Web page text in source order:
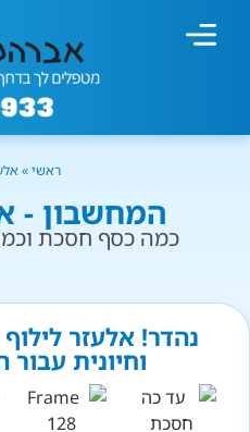
ראשי»
המחשבון -
כמה כסף חסכת
נהדר! אלעזר
וחיונית